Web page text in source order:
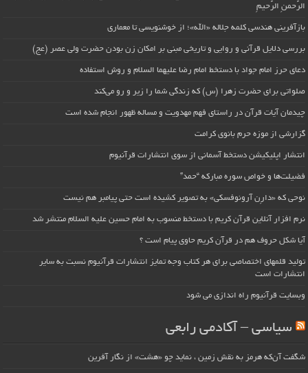
الرَّحمنِ الرَّحیمِ
بازآفرینی هندسی کلمه جلاله «الله»؛ از خوشنویسی تا معماری
بررسی دلایل قرآنی و روایی و تاریخی مبنی بر امکان زن بودن حضرت ولی عصر (عج)
دعای حرز امام جواد با دستخط امام رضا علیهما السلام و روش استفاده
صلواتی برای حضرت زهرا (س) که زندگی شما را زیر و رو می‌کند
چیدمان آیات قرآن در راستای فهم مهدویت و مساله ظهور انجام شده است
گزارشی از موزه حرم بانوی کرامت
انتشار اپلیکیشن دستخط آسمانی از سوی انتشارات قرآنیوم
فضیلت‌ها و خواص سوره مبارکه “حمد”
نوحی که «دارِن آرونوفسکی» به تصویر کشیده است حتی پیامبر هم نیست
نرم افزار آنلاین قرآن کریم با دستخط منسوب به امام حسین علیه السلام منتشر شد
آیا شکل حروف هم در قرآن کریم حاوی پیام است ؟
تولید قلمهای اختصاصی برای هر کتاب وجه تمایز انتشارات قرآنیوم نسبت به سایر
انتشارات است
وبسایت قرآنیوم راه اندازی می شود
سیاسی – آکادمی رابعی
شگفت آن‌که هرمز به نقش زمین ، نماید چو «هشت» از نگار آفرین